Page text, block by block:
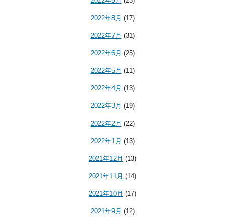
2022年8月 (17)
2022年7月 (31)
2022年6月 (25)
2022年5月 (11)
2022年4月 (13)
2022年3月 (19)
2022年2月 (22)
2022年1月 (13)
2021年12月 (13)
2021年11月 (14)
2021年10月 (17)
2021年9月 (12)